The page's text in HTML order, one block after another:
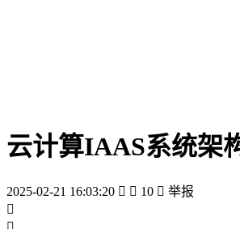
云计算IAAS系统架
2025-02-21 16:03:20   10  举报
